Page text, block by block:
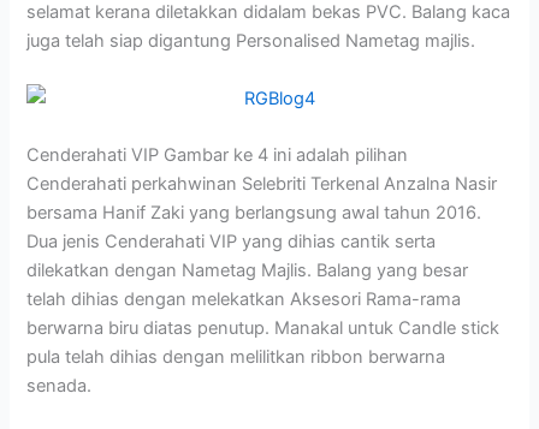
selamat kerana diletakkan didalam bekas PVC. Balang kaca
juga telah siap digantung Personalised Nametag majlis.
Cenderahati VIP Gambar ke 4 ini adalah pilihan
Cenderahati perkahwinan Selebriti Terkenal Anzalna Nasir
bersama Hanif Zaki yang berlangsung awal tahun 2016.
Dua jenis Cenderahati VIP yang dihias cantik serta
dilekatkan dengan Nametag Majlis. Balang yang besar
telah dihias dengan melekatkan Aksesori Rama-rama
berwarna biru diatas penutup. Manakal untuk Candle stick
pula telah dihias dengan melilitkan ribbon berwarna
senada.